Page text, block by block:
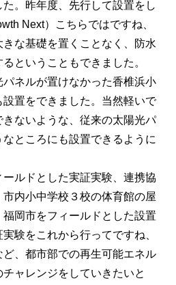
。昨年度、先行して設置をし
Next）こちらではですね、
な基礎を置くことなく、防水
ということもできました。
ネルが置けなかった香椎浜小
置をできました。当然軽いで
ないような、従来の太陽光パ
ところにも設置できるように
ルドとした実証実験、連携協
内小中学校３校の体育館の屋
岡市をフィールドとした設置
験をこれから行ってですね、
、都市部での再生可能エネル
ャレンジをしていきたいと